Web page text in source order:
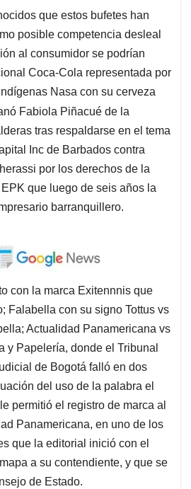
que estos bufetes han
posible competencia desleal
al consumidor se podrían
Coca-Cola representada por
Nasa con su cerveza
Fabiola Piñacué de la
tras respaldarse en el tema
Inc de Barbados contra
por los derechos de la
que luego de seis años la
barranquillero.
con la marca Exitennnis que
Falabella con su signo Tottus vs
Actualidad Panamericana vs
y Papelería, donde el Tribunal
de Bogotá falló en dos
del uso de la palabra el
permitió el registro de marca al
Panamericana, en uno de los
que la editorial inició con el
a su contendiente, y que se
de Estado.